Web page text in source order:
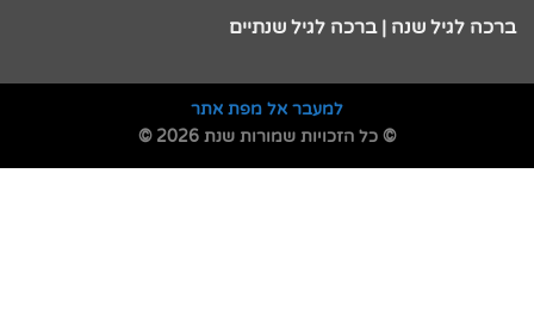
ברכה לגיל שנה | ברכה לגיל שנתיים
למעבר אל מפת אתר
© כל הזכויות שמורות שנת 2026 ©